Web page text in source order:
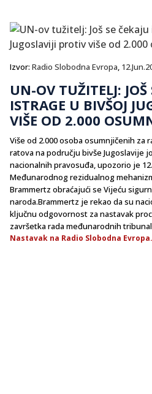
Izvor: Radio Slobodna Evropa,
UN-OV TUŽITELJ: JOŠ
ISTRAGE U BIVŠOJ
VIŠE OD 2.000
Više od 2.000 osoba osumnjičenih
ratova na području bivše Jugoslavije
nacionalnih pravosuđa, upozorio je
Međunarodnog rezidualnog
Brammertz obraćajući se Vijeću
naroda.Brammertz je rekao da su
ključnu odgovornost za nastavak
završetka rada međunarodnih
Nastavak na Radio Slobodna